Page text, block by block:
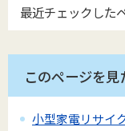
最近チェックした
このページを
小型家電リサイ